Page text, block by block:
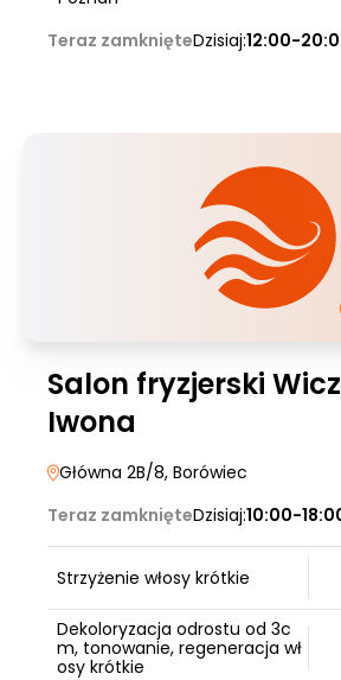
Teraz zamknięteDzisiaj:12:00-
Salon fryzjerski
Iwona
Główna 2B/8, Borówiec
Teraz zamknięteDzisiaj:10:00-
Strzyżenie włosy krótkie
Dekoloryzacja odrostu od 3c
m, tonowanie, regeneracja wł
osy krótkie